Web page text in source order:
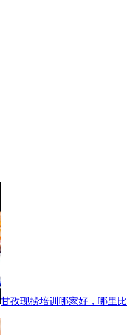
甘孜现捞培训哪家好，哪里